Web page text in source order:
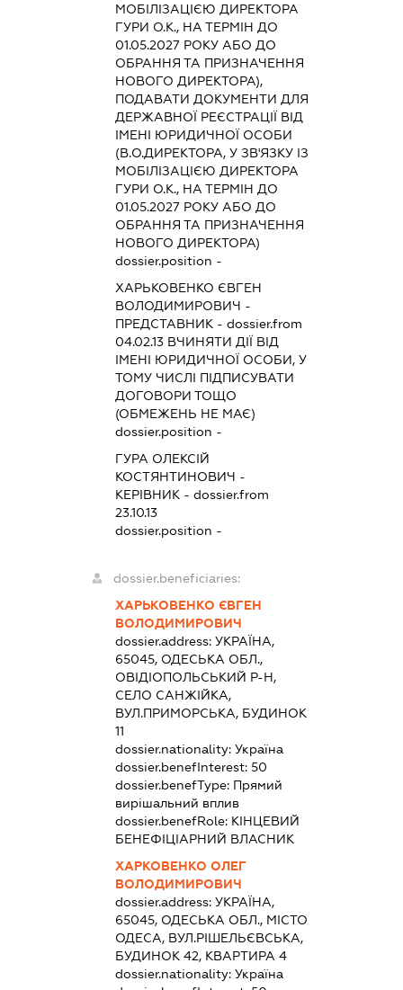
МОБІЛІЗАЦІЄЮ ДИРЕКТОРА
ГУРИ О.К., НА ТЕРМІН ДО
01.05.2027 РОКУ АБО ДО
ОБРАННЯ ТА ПРИЗНАЧЕННЯ
НОВОГО ДИРЕКТОРА),
ПОДАВАТИ ДОКУМЕНТИ ДЛЯ
ДЕРЖАВНОЇ РЕЄСТРАЦІЇ ВІД
ІМЕНІ ЮРИДИЧНОЇ ОСОБИ
(В.О.ДИРЕКТОРА, У ЗВ'ЯЗКУ ІЗ
МОБІЛІЗАЦІЄЮ ДИРЕКТОРА
ГУРИ О.К., НА ТЕРМІН ДО
01.05.2027 РОКУ АБО ДО
ОБРАННЯ ТА ПРИЗНАЧЕННЯ
НОВОГО ДИРЕКТОРА)
dossier.position -
ХАРЬКОВЕНКО ЄВГЕН
ВОЛОДИМИРОВИЧ -
ПРЕДСТАВНИК - dossier.from
04.02.13ВЧИНЯТИ ДІЇ ВІД
ІМЕНІ ЮРИДИЧНОЇ ОСОБИ, У
ТОМУ ЧИСЛІ ПІДПИСУВАТИ
ДОГОВОРИ ТОЩО
(ОБМЕЖЕНЬ НЕ МАЄ)
dossier.position -
ГУРА ОЛЕКСІЙ
КОСТЯНТИНОВИЧ -
КЕРІВНИК - dossier.from
23.10.13
dossier.position -
dossier.beneficiaries:
ХАРЬКОВЕНКО ЄВГЕН
ВОЛОДИМИРОВИЧ
dossier.address: УКРАЇНА,
65045, ОДЕСЬКА ОБЛ.,
ОВІДІОПОЛЬСЬКИЙ Р-Н,
СЕЛО САНЖІЙКА,
ВУЛ.ПРИМОРСЬКА, БУДИНОК
11
dossier.nationality: Україна
dossier.benefInterest: 50
dossier.benefType: Прямий
вирішальний вплив
dossier.benefRole: КІНЦЕВИЙ
БЕНЕФІЦІАРНИЙ ВЛАСНИК
ХАРКОВЕНКО ОЛЕГ
ВОЛОДИМИРОВИЧ
dossier.address: УКРАЇНА,
65045, ОДЕСЬКА ОБЛ., МІСТО
ОДЕСА, ВУЛ.РІШЕЛЬЄВСЬКА,
БУДИНОК 42, КВАРТИРА 4
dossier.nationality: Україна